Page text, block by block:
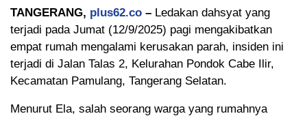
TANGERANG, plus62.co – Ledakan dahsyat yang
terjadi pada Jumat (12/9/2025) pagi mengakibatkan
empat rumah mengalami kerusakan parah, insiden ini
terjadi di Jalan Talas 2, Kelurahan Pondok Cabe Ilir,
Kecamatan Pamulang, Tangerang Selatan.
Menurut Ela, salah seorang warga yang rumahnya